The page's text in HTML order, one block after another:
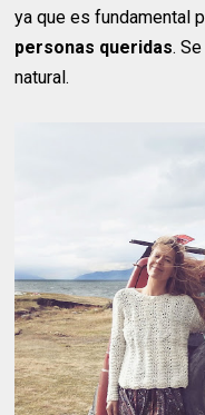
ya que es fundamental p
personas queridas.
natural.